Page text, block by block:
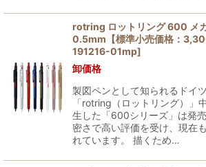
rotring ロットリング 600 メ
0.5mm【標準小売価格：
191216-01mp]
卸価格
製図ペンとして知られるドイ
「rotring（ロットリング）」
生した「600シリーズ」は発
密さで高い評価を受け、現在
れています。 描くため…